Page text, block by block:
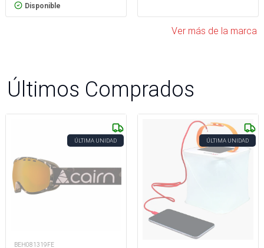
Disponible
Ver más de la marca
Últimos Comprados
ÚLTIMA UNIDAD
BEH081319FE
ÚLTIMA UNIDAD